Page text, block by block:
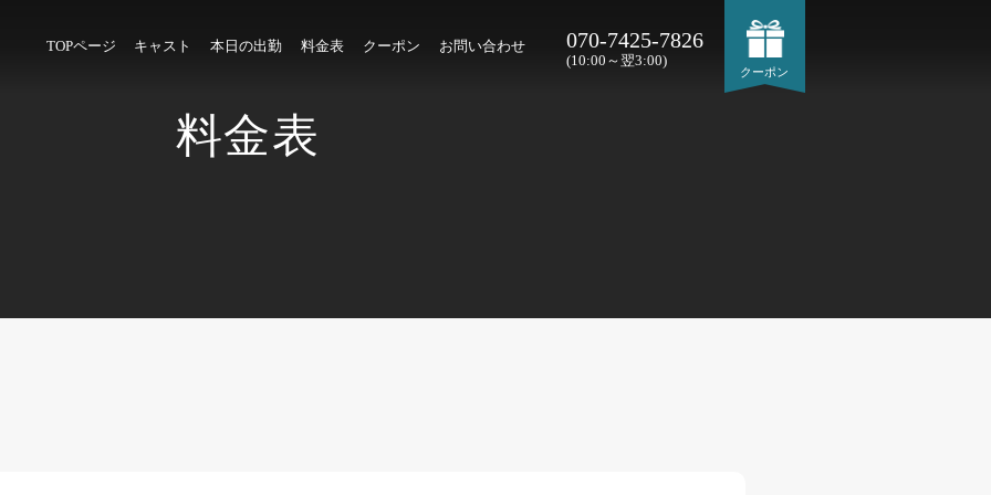
TOPページ キャスト 本日の出勤 料金表 クーポン お問い合わせ 070-7425-7826
(10:00～翌3:00)
クーポン
料金表